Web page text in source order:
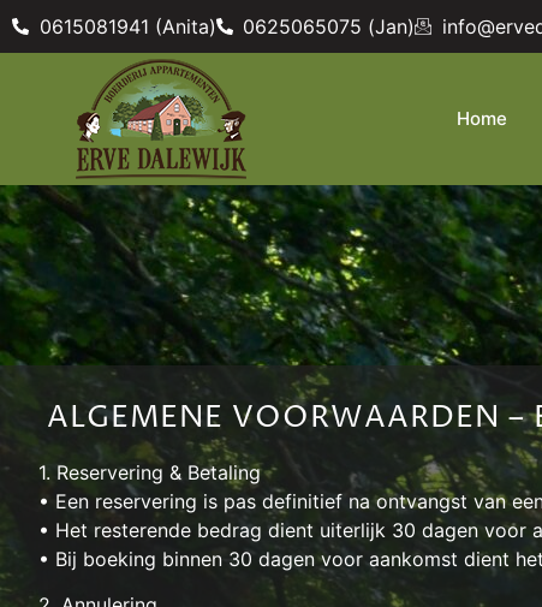
0615081941 (Anita) 0625065075 (Jan)
Home
ALGEMENE VOORWAARDEN –
1. Reservering & Betaling
• Een reservering is pas definitief na ontvangst van
• Het resterende bedrag dient uiterlijk 30 dagen voor
• Bij boeking binnen 30 dagen voor aankomst dient